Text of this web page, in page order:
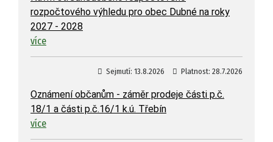
rozpočtového výhledu pro obec Dubné na roky
2027 - 2028
více
Platnost: 28.7.2026
Sejmutí: 13.8.2026
Oznámení občanům - záměr prodeje části p.č.
18/1 a části p.č.16/1 k.ú. Třebín
více